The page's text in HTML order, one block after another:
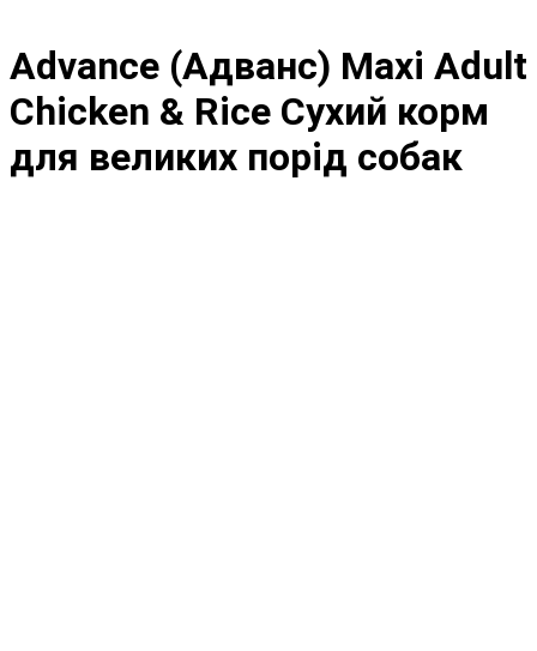
Advance (Адванс) Maxi Adult
Chicken & Rice Сухий корм
для великих порід собак